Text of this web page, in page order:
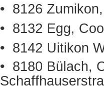
• 8126
• 8132 Egg,
• 8142 Uitikon
• 8180 Bülach,